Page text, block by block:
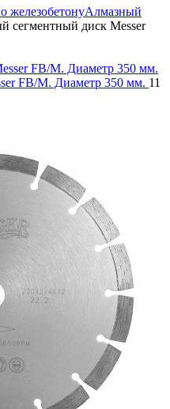
железобетонуАлмазный
сегментный диск Messer
FB/M. Диаметр 350 мм. 11